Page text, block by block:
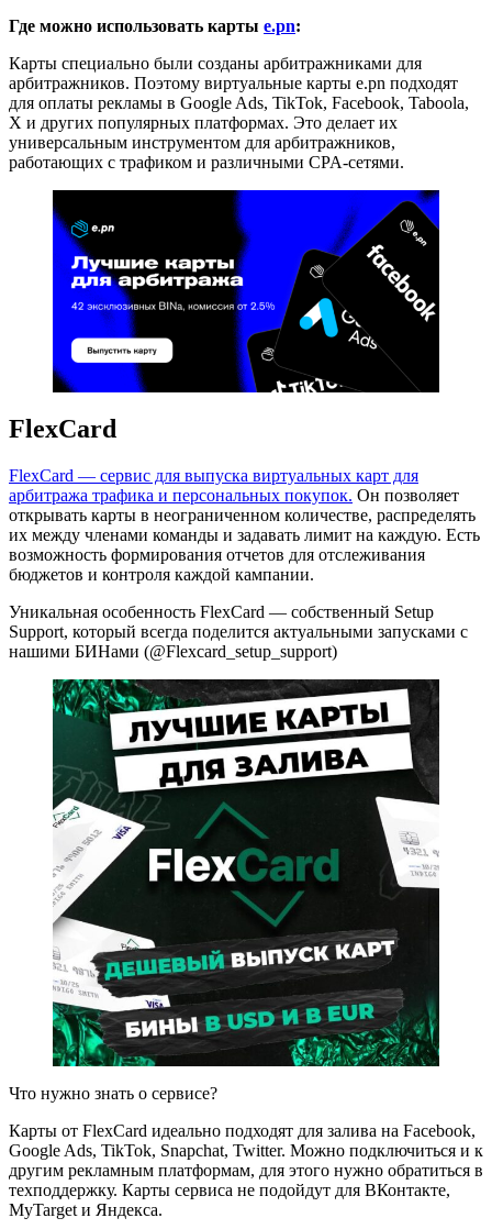
Где можно использовать карты e.pn:
Карты специально были созданы арбитражниками для
арбитражников. Поэтому виртуальные карты e.pn подходят
для оплаты рекламы в Google Ads, TikTok, Facebook, Taboola,
X и других популярных платформах. Это делает их
универсальным инструментом для арбитражников,
работающих с трафиком и различными CPA-сетями.
FlexCard
FlexCard — сервис для выпуска виртуальных карт для
арбитража трафика и персональных покупок. Он позволяет
открывать карты в неограниченном количестве, распределять
их между членами команды и задавать лимит на каждую. Есть
возможность формирования отчетов для отслеживания
бюджетов и контроля каждой кампании.
Уникальная особенность FlexCard — собственный Setup
Support, который всегда поделится актуальными запусками с
нашими БИНами (@Flexcard_setup_support)
Что нужно знать о сервисе?
Карты от FlexCard идеально подходят для залива на Facebook,
Google Ads, TikTok, Snapchat, Twitter. Можно подключиться и к
другим рекламным платформам, для этого нужно обратиться в
техподдержку. Карты сервиса не подойдут для ВКонтакте,
МyTarget и Яндекса.